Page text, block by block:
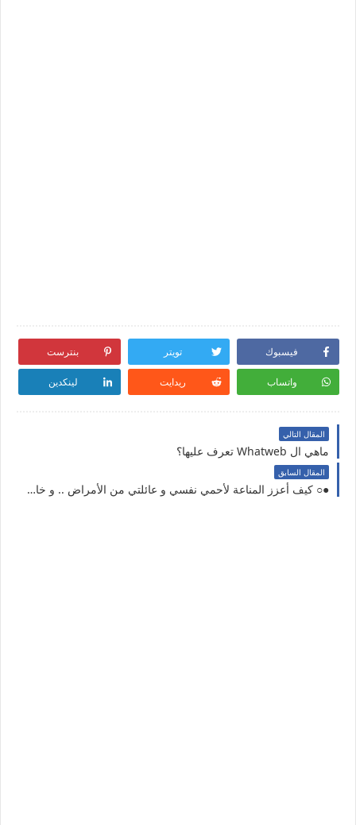
فيسبوك تويتر بنترست
واتساب ريدايت لينكدين
المقال التالي
ماهي ال ‏Whatweb تعرف عليها؟
المقال السابق
●○ كيف أعزز المناعة لأحمي نفسي و عائلتي من الأمراض .. و خاصة في ظل وجود فيروس كورونا ... ¿¡